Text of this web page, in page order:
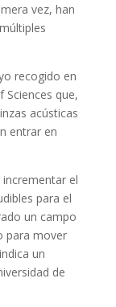
vez, han
recogido en
que,
acústicas
entrar en
incrementar el
para el
un campo
para mover
un
de